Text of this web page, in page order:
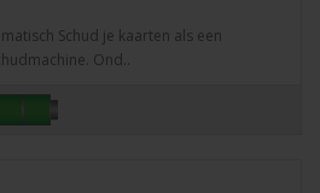
Schud je kaarten als een
Ond..